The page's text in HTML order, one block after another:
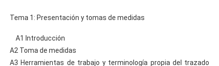
Tema 1: Presentación y tomas de medidas
A1 Introducción
A2 Toma de medidas
A3 Herramientas de trabajo y terminología propia del trazado